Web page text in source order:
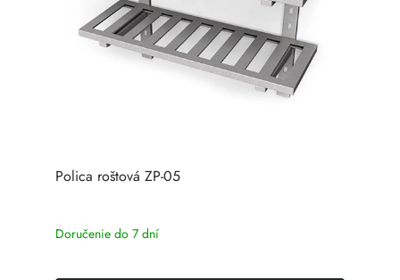
Polica roštová ZP-05
Doručenie do 7 dní